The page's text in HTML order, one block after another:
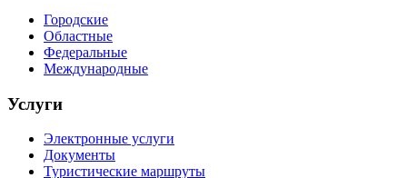
Городские
Областные
Федеральные
Международные
Услуги
Электронные услуги
Документы
Туристические маршруты